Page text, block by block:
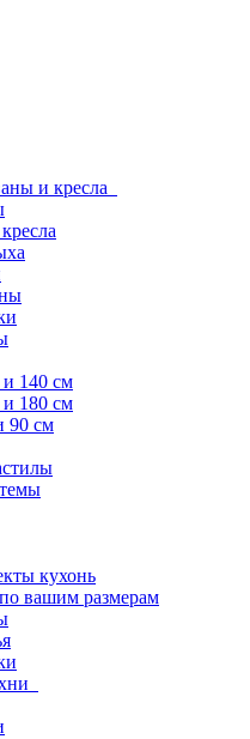
и кресла
140 см
180 см
90 см
кухонь
вашим размерам